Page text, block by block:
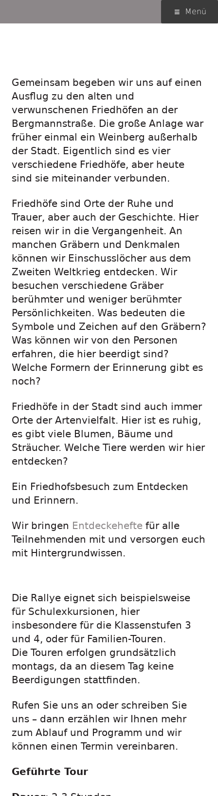
Menü
Menü
Gemeinsam begeben wir uns auf einen
Ausflug zu den alten und
verwunschenen Friedhöfen an der
Bergmannstraße. Die große Anlage war
früher einmal ein Weinberg außerhalb
der Stadt. Eigentlich sind es vier
verschiedene Friedhöfe, aber heute
sind sie miteinander verbunden.
Friedhöfe sind Orte der Ruhe und
Trauer, aber auch der Geschichte. Hier
reisen wir in die Vergangenheit. An
manchen Gräbern und Denkmalen
können wir Einschusslöcher aus dem
Zweiten Weltkrieg entdecken. Wir
besuchen verschiedene Gräber
berühmter und weniger berühmter
Persönlichkeiten. Was bedeuten die
Symbole und Zeichen auf den Gräbern?
Was können wir von den Personen
erfahren, die hier beerdigt sind?
Welche Formern der Erinnerung gibt es
noch?
Friedhöfe in der Stadt sind auch immer
Orte der Artenvielfalt. Hier ist es ruhig,
es gibt viele Blumen, Bäume und
Sträucher. Welche Tiere werden wir hier
entdecken?
Ein Friedhofsbesuch zum Entdecken
und Erinnern.
Wir bringen Entdeckehefte für alle
Teilnehmenden mit und versorgen euch
mit Hintergrundwissen.
Die Rallye eignet sich beispielsweise
für Schulexkursionen, hier
insbesondere für die Klassenstufen 3
und 4, oder für Familien-Touren.
Die Touren erfolgen grundsätzlich
montags, da an diesem Tag keine
Beerdigungen stattfinden.
Rufen Sie uns an oder schreiben Sie
uns – dann erzählen wir Ihnen mehr
zum Ablauf und Programm und wir
können einen Termin vereinbaren.
Geführte Tour